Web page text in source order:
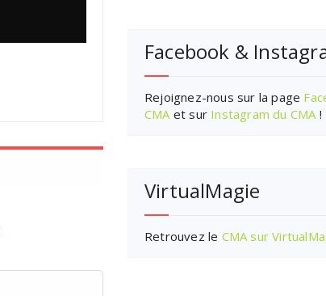
Facebook &
Rejoignez-nous sur la page
CMAet sur Instagram du CMA!
VirtualMagie
Retrouvez le CMA sur